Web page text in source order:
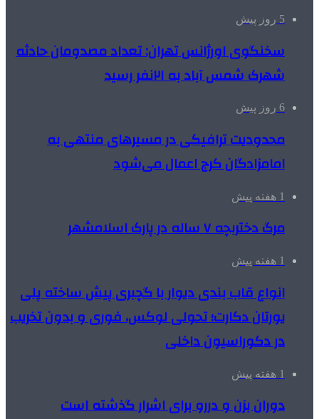
5 روز پیش
سخنگوی اورژانس تهران: تعداد مصدومان حادثه
شهرک شمس آباد به ۲۱نفر رسید
6 روز پیش
محدودیت ترافیکی در مسیرهای منتهی به
امامزادگان کرج اعمال می‌شود
1 هفته پیش
مرگ دختربچه ۷ ساله در پارک اسلامشهر
1 هفته پیش
انواع قاب بندی دیوار با گچبری پیش ساخته پلی
یورتان دکارت؛ تحولی لوکس، فوری و بدون تخریب
در دکوراسیون داخلی
1 هفته پیش
دوران بزن و دررو برای اشرار گذشته است